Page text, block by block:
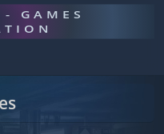
GAMES